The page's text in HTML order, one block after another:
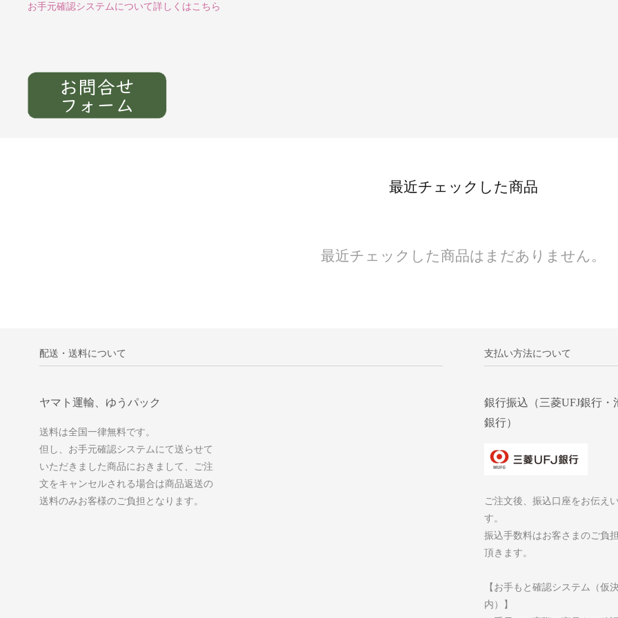
お手元確認システムについて詳しくはこちら
最近チェックした商品
最近チェックした商品はまだありません。
配送・送料について
ヤマト運輸、ゆうパック
送料は全国一律無料です。
但し、お手元確認システムにて送らせて
いただきました商品におきまして、ご注
文をキャンセルされる場合は商品返送の
送料のみお客様のご負担となります。
支払い方法について
銀行振込（三菱UFJ銀行・
銀行）
ご注文後、振込口座をお伝え
す。
振込手数料はお客さまのご負
頂きます。
【お手もと確認システム（仮
内）】